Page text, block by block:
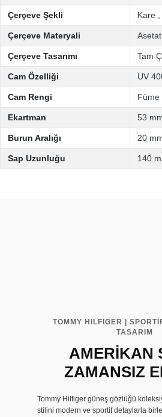
Çerçeve Şekli Kare
Çerçeve Materyali Asetat
Çerçeve Tasarımı Tam
Cam Özelliği UV
Cam Rengi Füme
Ekartman 53
Burun Aralığı 20
Sap Uzunluğu 140
TOMMY HILFIGER |
TASARIM
AMERİKAN
ZAMANSIZ
Tommy Hilfiger güneş gözlüğü
stilini modern ve sportif detaylarla